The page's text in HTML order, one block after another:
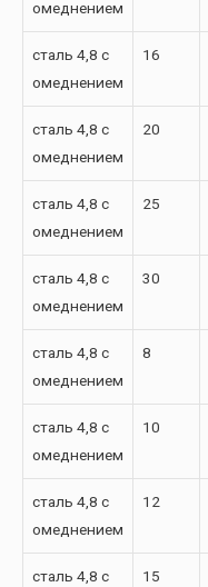
омеднением
сталь 4,8 с
омеднением
16
сталь 4,8 с
омеднением
20
сталь 4,8 с
омеднением
25
сталь 4,8 с
омеднением
30
сталь 4,8 с
омеднением
8
сталь 4,8 с
омеднением
10
сталь 4,8 с
омеднением
12
сталь 4,8 с
15